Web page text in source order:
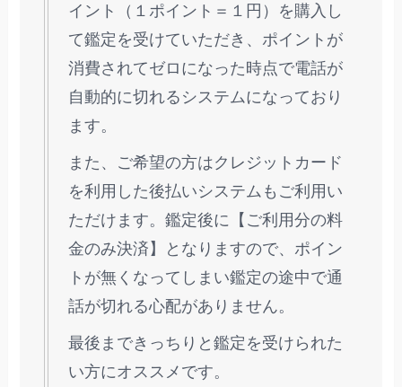
イント（１ポイント＝１円）を購入し
て鑑定を受けていただき、ポイントが
消費されてゼロになった時点で電話が
自動的に切れるシステムになっており
ます。
また、ご希望の方はクレジットカード
を利用した後払いシステムもご利用い
ただけます。鑑定後に【ご利用分の料
金のみ決済】となりますので、ポイン
トが無くなってしまい鑑定の途中で通
話が切れる心配がありません。
最後まできっちりと鑑定を受けられた
い方にオススメです。